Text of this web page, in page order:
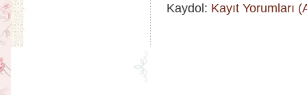
Kaydol: Kayıt Yorumları